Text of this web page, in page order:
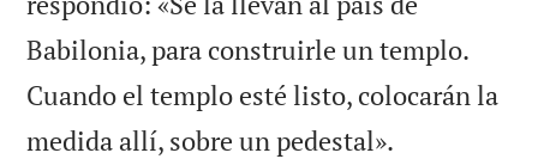
Babilonia, para construirle un templo.
Cuando el templo esté listo, colocarán la
medida allí, sobre un pedestal».